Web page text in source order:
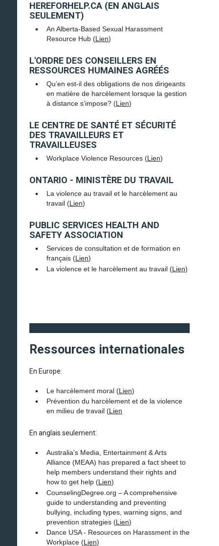
HEREFORHELP.CA (EN ANGLAIS
SEULEMENT)
An Alberta-Based Sexual Harassment
Resource Hub (Lien)
L'ORDRE DES CONSEILLERS EN
RESSOURCES HUMAINES AGRÉÉS
Qu’en est-il des obligations de nos dirigeants
en matière de harcèlement lorsque la gestion
à distance s’impose? (Lien)
LE CENTRE DE SANTÉ ET SÉCURITÉ
DES TRAVAILLEURS ET
TRAVAILLEUSES
Workplace Violence Resources (Lien)
ONTARIO - MINISTÈRE DU TRAVAIL
La violence au travail et le harcèlement au
travail (Lien)
PUBLIC SERVICES HEALTH AND
SAFETY ASSOCIATION
Services de consultation et de formation en
français (Lien)
La violence et le harcèlement au travail (Lien)
Ressources internationales
En Europe:
Le harcèlement moral (Lien)
Prévention du harcèlement et de la violence
en milieu de travail (Lien
En anglais seulement:
Australia’s Media, Entertainment & Arts
Alliance (MEAA) has prepared a fact sheet to
help members understand their rights and
how to get help (Lien)
CounselingDegree.org – A comprehensive
guide to understanding and preventing
bullying, including types, warning signs, and
prevention strategies (Lien)
Dance USA - Resources on Harassment in the
Workplace (Lien)